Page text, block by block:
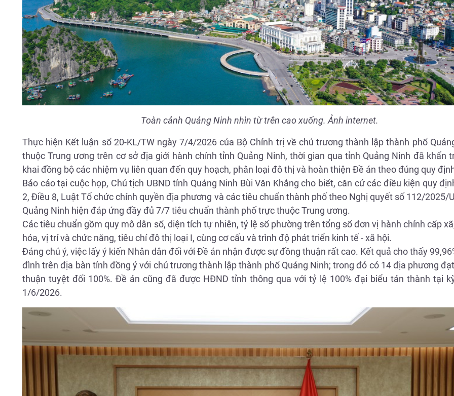
Toàn cảnh Quảng Ninh nhìn từ trên cao xuống. Ảnh internet.
Thực hiện Kết luận số 20-KL/TW ngày 7/4/2026 của Bộ Chính trị về chủ trương thành lập thành phố
thuộc Trung ương trên cơ sở địa giới hành chính tỉnh Quảng Ninh, thời gian qua tỉnh Quảng Ninh đã khẩn
khai đồng bộ các nhiệm vụ liên quan đến quy hoạch, phân loại đô thị và hoàn thiện Đề án theo đúng quy
Báo cáo tại cuộc họp, Chủ tịch UBND tỉnh Quảng Ninh Bùi Văn Khắng cho biết, căn cứ các điều kiện quy
2, Điều 8, Luật Tổ chức chính quyền địa phương và các tiêu chuẩn thành phố theo Nghị quyết số 112/2025/
Quảng Ninh hiện đáp ứng đầy đủ 7/7 tiêu chuẩn thành phố trực thuộc Trung ương.
Các tiêu chuẩn gồm quy mô dân số, diện tích tự nhiên, tỷ lệ số phường trên tổng số đơn vị hành chính cấp
hóa, vị trí và chức năng, tiêu chí đô thị loại I, cùng cơ cấu và trình độ phát triển kinh tế - xã hội.
Đáng chú ý, việc lấy ý kiến Nhân dân đối với Đề án nhận được sự đồng thuận rất cao. Kết quả cho thấy
đình trên địa bàn tỉnh đồng ý với chủ trương thành lập thành phố Quảng Ninh; trong đó có 14 địa phương
thuận tuyệt đối 100%. Đề án cũng đã được HĐND tỉnh thông qua với tỷ lệ 100% đại biểu tán thành tại
1/6/2026.